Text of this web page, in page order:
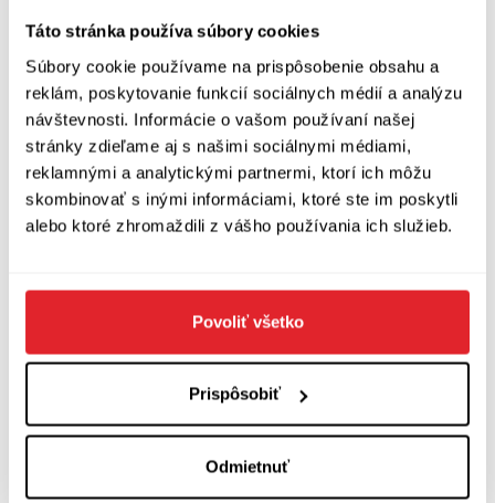
Táto stránka používa súbory cookies
Súbory cookie používame na prispôsobenie obsahu a
reklám, poskytovanie funkcií sociálnych médií a analýzu
návštevnosti. Informácie o vašom používaní našej
stránky zdieľame aj s našimi sociálnymi médiami,
reklamnými a analytickými partnermi, ktorí ich môžu
skombinovať s inými informáciami, ktoré ste im poskytli
alebo ktoré zhromaždili z vášho používania ich služieb.
Povoliť všetko
Prispôsobiť
Odmietnuť
upravovať tak, že všetci účastníci vidia zmeny.
Takto komunikujeme s Jadziou(Jadwigou
Jędras - vydavatelkou, spolumajiteľkou
vydavateľstva Dwie Siostry), hádžeme tam už
hotové výkresy alebo vzory - máme tam asi 120
kanálov, okrem iného je tam aj kanál, vďaka
ktorému môžeme viesť takýto rozhovor. Toto
synchronizované, takže vidíme všetky zmeny
bez ohľadu na to, či niekto sedí pri počítači
alebo nie. Pri práci na prvých návrhoch knihy
používame GoogleDocs.
V prvom vydaní Máp Slovensko údajne
chýbalo.